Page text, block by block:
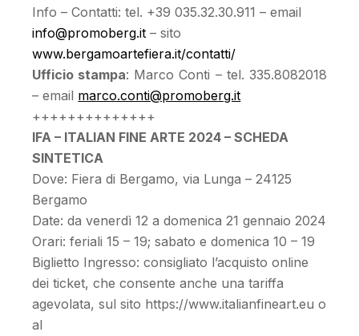
Info – Contatti: tel. +39 035.32.30.911 – email
info@promoberg.it – sito
www.bergamoartefiera.it/contatti/
Ufficio stampa: Marco Conti – tel. 335.8082018
– email marco.conti@promoberg.it
++++++++++++++
IFA – ITALIAN FINE ARTE 2024 – SCHEDA
SINTETICA
Dove: Fiera di Bergamo, via Lunga – 24125
Bergamo
Date: da venerdì 12 a domenica 21 gennaio 2024
Orari: feriali 15 – 19; sabato e domenica 10 – 19
Biglietto Ingresso: consigliato l’acquisto online
dei ticket, che consente anche una tariffa
agevolata, sul sito https://www.italianfineart.eu o
al